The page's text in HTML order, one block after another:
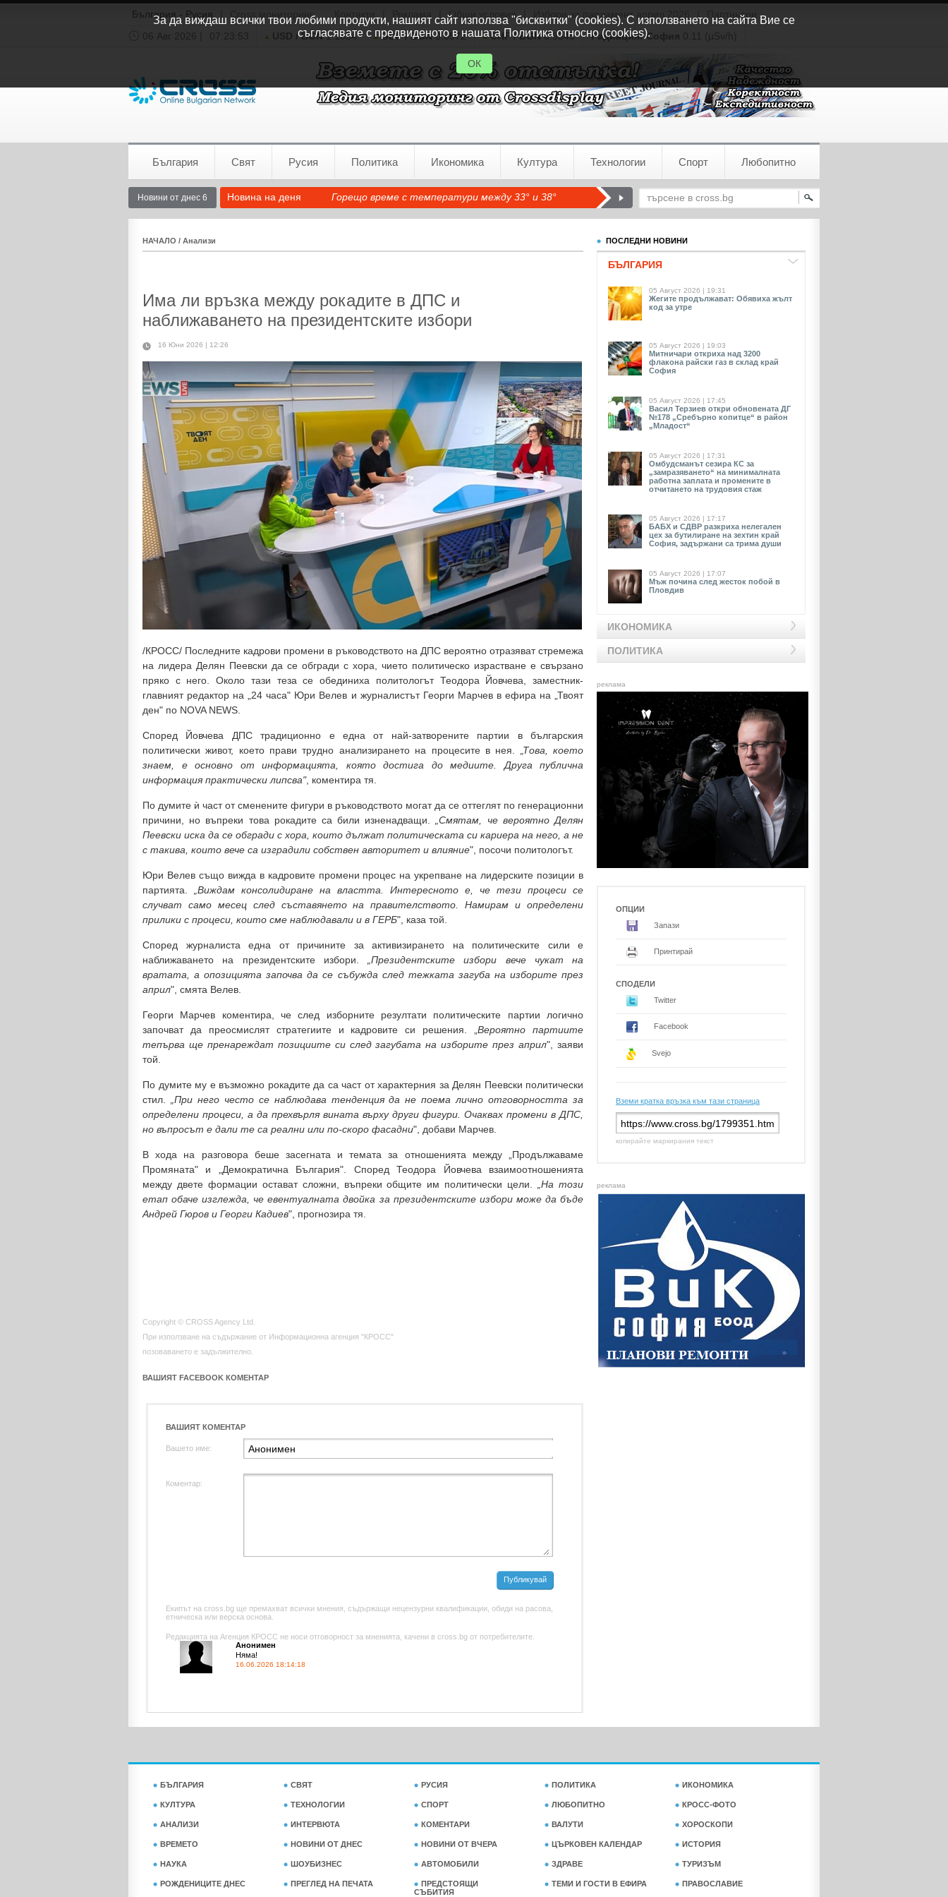
България - Русия Cross мониторинг Общи условия Избори за парламент април 2026
Партньори
06 Авг 2026 |
07:23:54 USD / BGN1.1554 GBP / BGN0.8572 CHF / BGN0.9345 Радиация:София 0.11 (µSv/h)
България Свят Русия Политика Икономика Култура Технологии Спорт Любопитно
Новини от днес 6 Новина на деня Горещо време с температури между 33° и 38°
НАЧАЛО / Анализи
Има ли връзка между рокадите в ДПС и
наближаването на президентските избори
16 Юни 2026 | 12:26
/КРОСС/ Последните кадрови промени в ръководството на ДПС вероятно отразяват стремежа
на лидера Делян Пеевски да се обгради с хора, чието политическо израстване е свързано
пряко с него. Около тази теза се обединиха политологът Теодора Йовчева, заместник-
главният редактор на „24 часа" Юри Велев и журналистът Георги Марчев в ефира на „Твоят
ден" по NOVA NEWS.
Според Йовчева ДПС традиционно е една от най-затворените партии в българския
политически живот, което прави трудно анализирането на процесите в нея.
„Това, което
знаем, е основно от информацията, която достига до медиите. Друга публична
информация практически липсва", коментира тя.
По думите ѝ част от сменените фигури в ръководството могат да се оттеглят по генерационни
причини, но въпреки това рокадите са били изненадващи.
„Смятам, че вероятно Делян
Пеевски иска да се обгради с хора, които дължат политическата си кариера на него, а не
с такива, които вече са изградили собствен авторитет и влияние", посочи политологът.
Юри Велев също вижда в кадровите промени процес на укрепване на лидерските позиции в
партията.
„Виждам консолидиране на властта. Интересното е, че тези процеси се
случват само месец след съставянето на правителството. Намирам и определени
прилики с процеси, които сме наблюдавали и в ГЕРБ", каза той.
Според журналиста една от причините за активизирането на политическите сили е
наближаването на президентските избори.
„Президентските избори вече чукат на
вратата, а опозицията започва да се събужда след тежката загуба на изборите през
април", смята Велев.
Георги Марчев коментира, че след изборните резултати политическите партии логично
започват да преосмислят стратегиите и кадровите си решения. „Вероятно партиите
тепърва ще пренареждат позициите си след загубата на изборите през април", заяви
той.
По думите му е възможно рокадите да са част от характерния за Делян Пеевски политически
стил.
„При него често се наблюдава тенденция да не поема лично отговорността за
определени процеси, а да прехвърля вината върху други фигури. Очаквах промени в ДПС,
но въпросът е дали те са реални или по-скоро фасадни", добави Марчев.
В хода на разговора беше засегната и темата за отношенията между „Продължаваме
Промяната" и „Демократична България". Според Теодора Йовчева взаимоотношенията
между двете формации остават сложни, въпреки общите им политически цели.
„На този
етап обаче изглежда, че евентуалната двойка за президентските избори може да бъде
Андрей Гюров и Георги Кадиев", прогнозира тя.
Copyright © CROSS Agency Ltd.
При използване на съдържание от Информационна агенция "КРОСС"
позоваването е задължително.
ВАШИЯТ FACEBOOK КОМЕНТАР
ВАШИЯТ КОМЕНТАР
Вашето име:
Коментар:
Публикувай
Екипът на cross.bg ще премахват всички мнения, съдържащи нецензурни квалификации, обиди на расова,
етническа или верска основа.
Редакцията на Агенция КРОСС не носи отговорност за мненията, качени в cross.bg от потребителите.
Анонимен
Няма!
16.06.2026 18:14:18
ПОСЛЕДНИ НОВИНИ
БЪЛГАРИЯ
05 Август 2026 | 19:31
Жегите продължават: Обявиха жълт
код за утре
05 Август 2026 | 19:03
Митничари откриха над 3200
флакона райски газ в склад край
София
05 Август 2026 | 17:45
Васил Терзиев откри обновената ДГ
№178 „Сребърно копитце“ в район
„Младост“
05 Август 2026 | 17:31
Омбудсманът сезира КС за
„замразяването“ на минималната
работна заплата и промените в
отчитането на трудовия стаж
05 Август 2026 | 17:17
БАБХ и СДВР разкриха нелегален
цех за бутилиране на зехтин край
София, задържани са трима души
05 Август 2026 | 17:07
Мъж почина след жесток побой в
Пловдив
ИКОНОМИКА
ПОЛИТИКА
реклама
ОПЦИИ
Запази
Принтирай
СПОДЕЛИ
Twitter
Facebook
Svejo
Вземи кратка връзка към тази страница
копирайте маркирания текст
реклама
БЪЛГАРИЯ СВЯТ РУСИЯ ПОЛИТИКА ИКОНОМИКА
КУЛТУРА ТЕХНОЛОГИИ СПОРТ ЛЮБОПИТНО КРОСС-ФОТО
АНАЛИЗИ ИНТЕРВЮТА КОМЕНТАРИ ВАЛУТИ ХОРОСКОПИ
ВРЕМЕТО НОВИНИ ОТ ДНЕС НОВИНИ ОТ ВЧЕРА ЦЪРКОВЕН КАЛЕНДАР ИСТОРИЯ
НАУКА ШОУБИЗНЕС АВТОМОБИЛИ ЗДРАВЕ ТУРИЗЪМ
РОЖДЕНИЦИТЕ ДНЕС ПРЕГЛЕД НА ПЕЧАТА
ПРЕДСТОЯЩИ
СЪБИТИЯ
ТЕМИ И ГОСТИ В ЕФИРА ПРАВОСЛАВИЕ
За да виждаш всички твои любими продукти, нашият сайт използва "бисквитки" (cookies). С използването на сайта Вие се
съгласявате с предвиденото в нашата Политика относно (cookies).
ОК